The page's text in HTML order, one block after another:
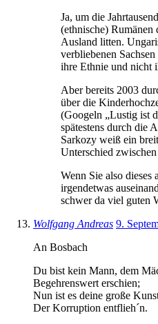
Ja, um die
(ethnische)
Ausland litten.
verbliebenen
ihre Ethnie und nicht
Aber bereits 2003
über die
(Googeln „Lustig ist
spätestens durch die
Sarkozy weiß ein
Unterschied
Wenn Sie also dieses
irgendetwas
schwer da viel guten
Wolfgang Andreas 9.
An Bosbach
Du bist kein Mann, dem
Begehrenswert erschien;
Nun ist es deine große
Der Korruption entflieh´n.